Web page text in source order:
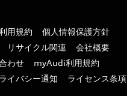
ント
）
用規約
個人情報保護方針
リサイクル関連
会社概要
わせ
myAudi利用規約
イバシー通知
ライセンス条項